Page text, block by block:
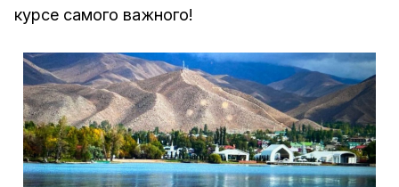
курсе самого важного!